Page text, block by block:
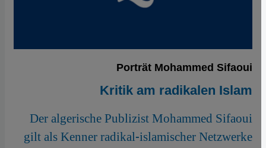
Porträt Mohammed Sifaoui
Kritik am radikalen Islam
Der algerische Publizist Mohammed Sifaoui
gilt als Kenner radikal-islamischer Netzwerke